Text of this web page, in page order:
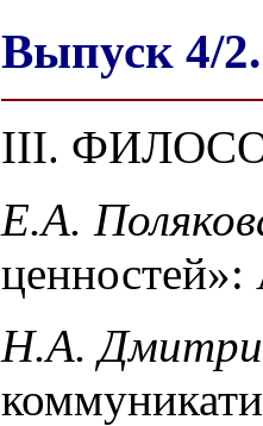
Выпуск 4/2.
III.
Е.А.
ценностей»:
Н.А.